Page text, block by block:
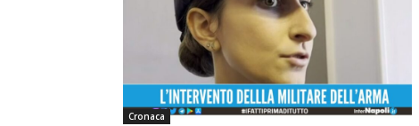
Cronaca